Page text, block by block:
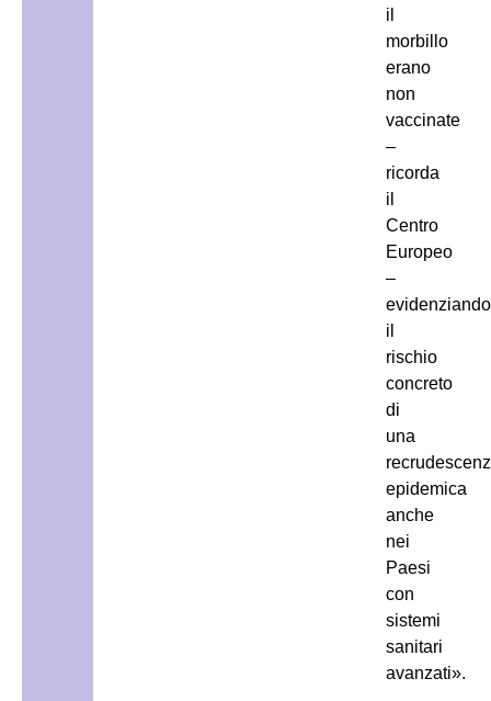
il
morbillo
erano
non
vaccinate
–
ricorda
il
Centro
Europeo
–
evidenziando
il
rischio
concreto
di
una
epidemica
anche
nei
Paesi
con
sistemi
sanitari
avanzati».